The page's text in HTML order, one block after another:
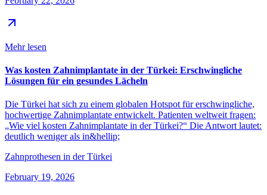
Mehr lesen
Was kosten Zahnimplantate in der Türkei: Erschwingliche
Lösungen für ein gesundes Lächeln
Die Türkei hat sich zu einem globalen Hotspot für erschwingliche,
hochwertige Zahnimplantate entwickelt. Patienten weltweit fragen:
„Wie viel kosten Zahnimplantate in der Türkei?“ Die Antwort lautet:
deutlich weniger als in&hellip;
Zahnprothesen in der Türkei
February 19, 2026